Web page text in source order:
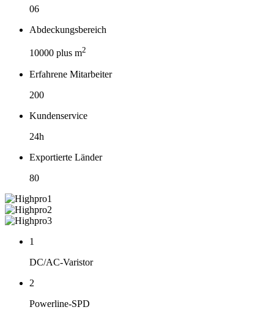
06
Abdeckungsbereich
10000 plus m2
Erfahrene Mitarbeiter
200
Kundenservice
24h
Exportierte Länder
80
1
DC/AC-Varistor
2
Powerline-SPD